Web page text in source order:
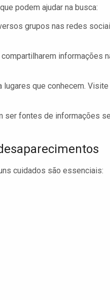
podem ajudar na busca:
grupos nas redes
informações
lugares que conhecem.
ser fontes de informações
cuidados são essenciais: